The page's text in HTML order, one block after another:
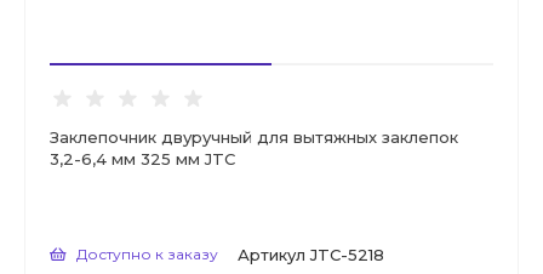
Заклепочник двуручный для вытяжных заклепок
3,2-6,4 мм 325 мм JTC
Доступно к заказу Артикул JTC-5218